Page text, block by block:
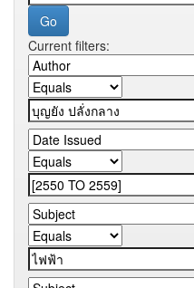
Current filters: